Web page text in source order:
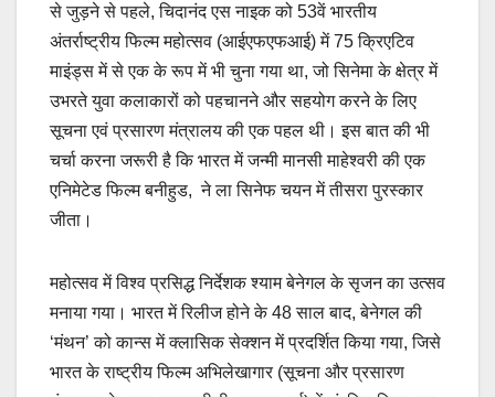
से जुड़ने से पहले, चिदानंद एस नाइक को 53वें भारतीय
अंतर्राष्ट्रीय फिल्म महोत्सव (आईएफएफआई) में 75 क्रिएटिव
माइंड्स में से एक के रूप में भी चुना गया था, जो सिनेमा के क्षेत्र में
उभरते युवा कलाकारों को पहचानने और सहयोग करने के लिए
सूचना एवं प्रसारण मंत्रालय की एक पहल थी। इस बात की भी
चर्चा करना जरूरी है कि भारत में जन्मी मानसी माहेश्वरी की एक
एनिमेटेड फिल्म बनीहुड, ने ला सिनेफ चयन में तीसरा पुरस्कार
जीता।
महोत्सव में विश्व प्रसिद्ध निर्देशक श्याम बेनेगल के सृजन का उत्सव
मनाया गया। भारत में रिलीज होने के 48 साल बाद, बेनेगल की
‘मंथन’ को कान्स में क्लासिक सेक्शन में प्रदर्शित किया गया, जिसे
भारत के राष्ट्रीय फिल्म अभिलेखागार (सूचना और प्रसारण